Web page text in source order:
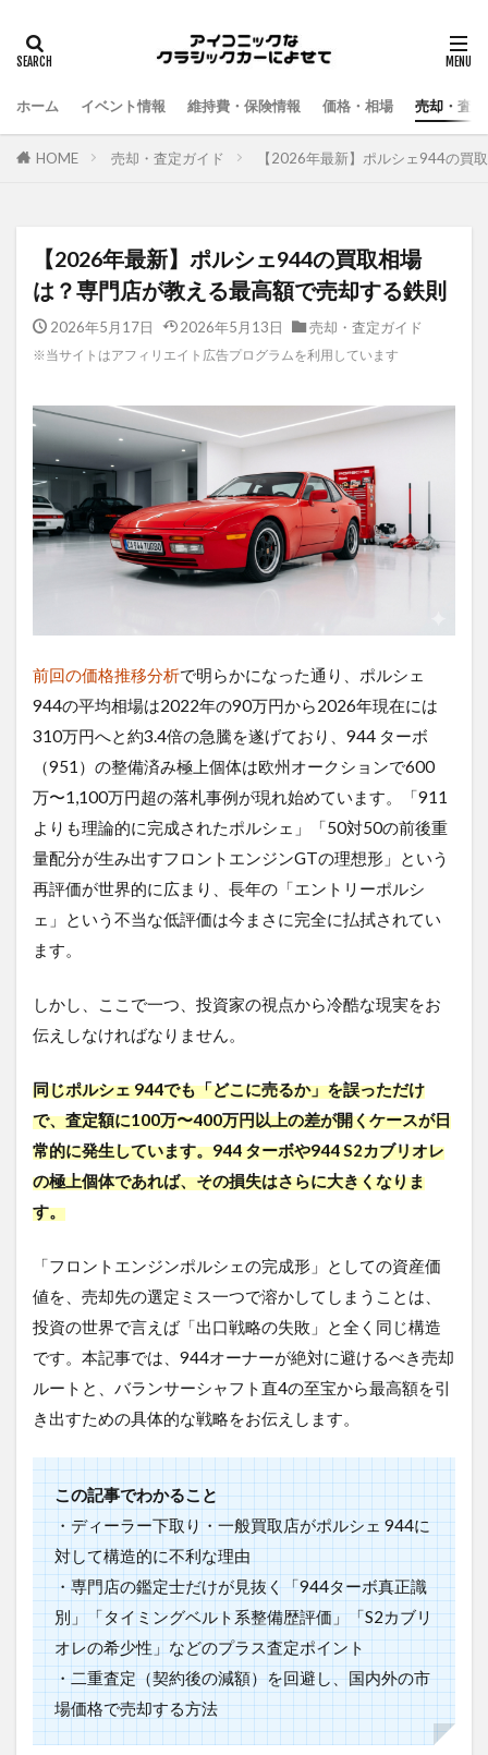
ホーム イベント情報 維持費・保険情報 価格・相場 売却・査
HOME 売却・査定ガイド 【2026年最新】ポルシェ944の買
【2026年最新】ポルシェ944の買取相場
は？専門店が教える最高額で売却する鉄則
2026年5月17日 2026年5月13日 売却・査定ガイド
※当サイトはアフィリエイト広告プログラムを利用しています
前回の価格推移分析で明らかになった通り、ポルシェ
944の平均相場は2022年の90万円から2026年現在には
310万円へと約3.4倍の急騰を遂げており、944 ターボ
（951）の整備済み極上個体は欧州オークションで600
万〜1,100万円超の落札事例が現れ始めています。「911
よりも理論的に完成されたポルシェ」「50対50の前後重
量配分が生み出すフロントエンジンGTの理想形」という
再評価が世界的に広まり、長年の「エントリーポルシ
ェ」という不当な低評価は今まさに完全に払拭されてい
ます。
しかし、ここで一つ、投資家の視点から冷酷な現実をお
伝えしなければなりません。
同じポルシェ 944でも「どこに売るか」を誤っただけ
で、査定額に100万〜400万円以上の差が開くケースが日
常的に発生しています。944 ターボや944 S2カブリオレ
の極上個体であれば、その損失はさらに大きくなりま
す。
「フロントエンジンポルシェの完成形」としての資産価
値を、売却先の選定ミス一つで溶かしてしまうことは、
投資の世界で言えば「出口戦略の失敗」と全く同じ構造
です。本記事では、944オーナーが絶対に避けるべき売却
ルートと、バランサーシャフト直4の至宝から最高額を引
き出すための具体的な戦略をお伝えします。
この記事でわかること
・ディーラー下取り・一般買取店がポルシェ 944に
対して構造的に不利な理由
・専門店の鑑定士だけが見抜く「944ターボ真正識
別」「タイミングベルト系整備歴評価」「S2カブリ
オレの希少性」などのプラス査定ポイント
・二重査定（契約後の減額）を回避し、国内外の市
場価格で売却する方法